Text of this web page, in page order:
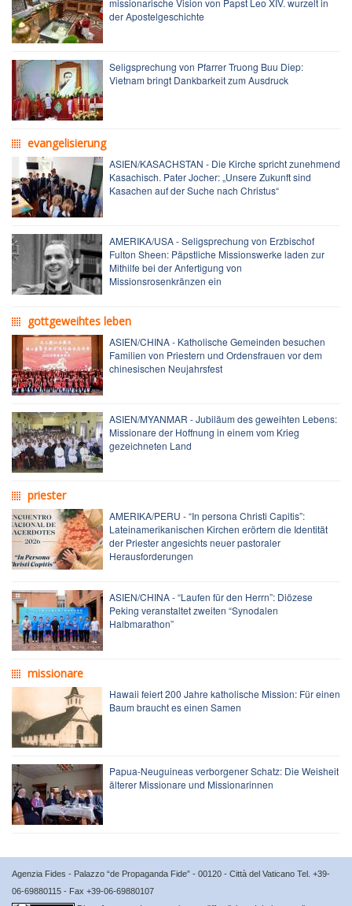
der Apostelgeschichte
Seligsprechung von Pfarrer Truong Buu Diep:
Vietnam bringt Dankbarkeit zum Ausdruck
evangelisierung
ASIEN/KASACHSTAN - Die Kirche spricht zunehmend
Kasachisch. Pater Jocher: „Unsere Zukunft sind
Kasachen auf der Suche nach Christus“
AMERIKA/USA - Seligsprechung von Erzbischof
Fulton Sheen: Päpstliche Missionswerke laden zur
Mithilfe bei der Anfertigung von
Missionsrosenkränzen ein
gottgeweihtes leben
ASIEN/CHINA - Katholische Gemeinden besuchen
Familien von Priestern und Ordensfrauen vor dem
chinesischen Neujahrsfest
ASIEN/MYANMAR - Jubiläum des geweihten Lebens:
Missionare der Hoffnung in einem vom Krieg
gezeichneten Land
priester
AMERIKA/PERU - “In persona Christi Capitis”:
Lateinamerikanischen Kirchen erörtern die Identität
der Priester angesichts neuer pastoraler
Herausforderungen
ASIEN/CHINA - “Laufen für den Herrn”: Diözese
Peking veranstaltet zweiten “Synodalen
Halbmarathon”
missionare
Hawaii feiert 200 Jahre katholische Mission: Für einen
Baum braucht es einen Samen
Papua-Neuguineas verborgener Schatz: Die Weisheit
älterer Missionare und Missionarinnen
Agenzia Fides - Palazzo “de Propaganda Fide” - 00120 - Città del Vaticano Tel. +39-
06-69880115 - Fax +39-06-69880107